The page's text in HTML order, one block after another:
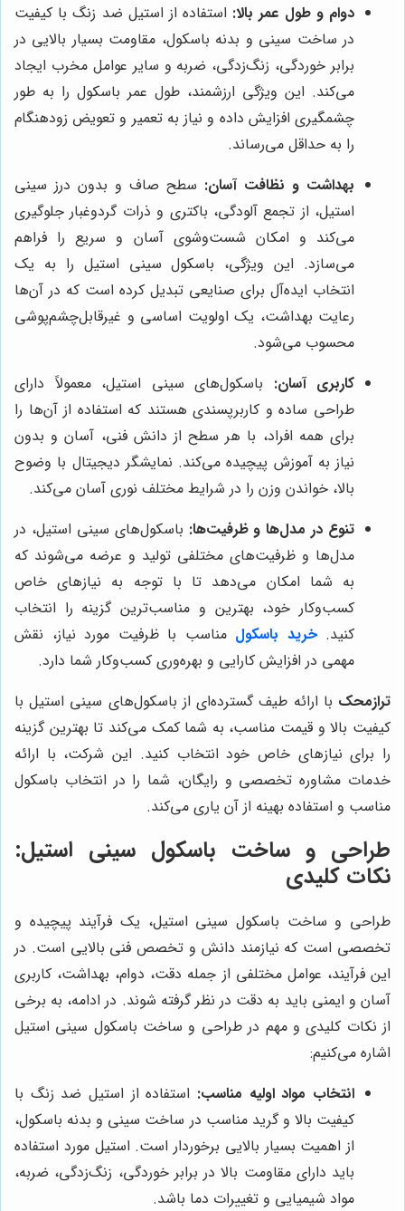
دوام و طول عمر بالا: استفاده از استیل ضد زنگ با کیفیت
در ساخت سینی و بدنه باسکول، مقاومت بسیار بالایی در
برابر خوردگی، زنگ‌زدگی، ضربه و سایر عوامل مخرب ایجاد
می‌کند. این ویژگی ارزشمند، طول عمر باسکول را به طور
چشمگیری افزایش داده و نیاز به تعمیر و تعویض زودهنگام
را به حداقل می‌رساند.
بهداشت و نظافت آسان: سطح صاف و بدون درز سینی
استیل، از تجمع آلودگی، باکتری و ذرات گردوغبار جلوگیری
می‌کند و امکان شست‌وشوی آسان و سریع را فراهم
می‌سازد. این ویژگی، باسکول سینی استیل را به یک
انتخاب ایده‌آل برای صنایعی تبدیل کرده است که در آن‌ها
رعایت بهداشت، یک اولویت اساسی و غیرقابل‌چشم‌پوشی
محسوب می‌شود.
کاربری آسان: باسکول‌های سینی استیل، معمولاً دارای
طراحی ساده و کاربرپسندی هستند که استفاده از آن‌ها را
برای همه افراد، با هر سطح از دانش فنی، آسان و بدون
نیاز به آموزش پیچیده می‌کند. نمایشگر دیجیتال با وضوح
بالا، خواندن وزن را در شرایط مختلف نوری آسان می‌کند.
تنوع در مدل‌ها و ظرفیت‌ها: باسکول‌های سینی استیل، در
مدل‌ها و ظرفیت‌های مختلفی تولید و عرضه می‌شوند که
به شما امکان می‌دهد تا با توجه به نیازهای خاص
کسب‌وکار خود، بهترین و مناسب‌ترین گزینه را انتخاب
کنید.خرید باسکول مناسب با ظرفیت مورد نیاز، نقش
مهمی در افزایش کارایی و بهره‌وری کسب‌وکار شما دارد.
ترازمحک با ارائه طیف گسترده‌ای از باسکول‌های سینی استیل با
کیفیت بالا و قیمت مناسب، به شما کمک می‌کند تا بهترین گزینه
را برای نیازهای خاص خود انتخاب کنید. این شرکت، با ارائه
خدمات مشاوره تخصصی و رایگان، شما را در انتخاب باسکول
مناسب و استفاده بهینه از آن یاری می‌کند.
طراحی و ساخت باسکول سینی استیل:
نکات کلیدی
طراحی و ساخت باسکول سینی استیل، یک فرآیند پیچیده و
تخصصی است که نیازمند دانش و تخصص فنی بالایی است. در
این فرآیند، عوامل مختلفی از جمله دقت، دوام، بهداشت، کاربری
آسان و ایمنی باید به دقت در نظر گرفته شوند. در ادامه، به برخی
از نکات کلیدی و مهم در طراحی و ساخت باسکول سینی استیل
اشاره می‌کنیم:
انتخاب مواد اولیه مناسب: استفاده از استیل ضد زنگ با
کیفیت بالا و گرید مناسب در ساخت سینی و بدنه باسکول،
از اهمیت بسیار بالایی برخوردار است. استیل مورد استفاده
باید دارای مقاومت بالا در برابر خوردگی، زنگ‌زدگی، ضربه،
مواد شیمیایی و تغییرات دما باشد.